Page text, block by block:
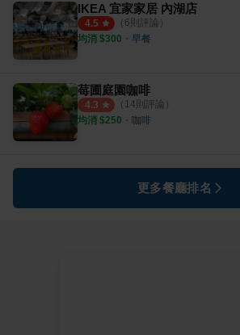
IKEA 宜家家居 內湖店
4.5 （ 6則評論）
均消 $300 ・ 早餐
莓圃庭園咖啡
4.3 （ 14則評論）
均消 $250 ・ 咖啡
更多餐廳排名